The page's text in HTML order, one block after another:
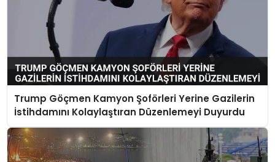
Trump Göçmen Kamyon Şoförleri Yerine Gazilerin
İstihdamını Kolaylaştıran Düzenlemeyi Duyurdu